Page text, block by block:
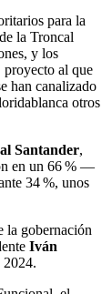
para la
la Troncal
y los
proyecto al que
han canalizado
otros
Santander,
en un 66 % —
34 %, unos
la gobernación
Iván
2024.